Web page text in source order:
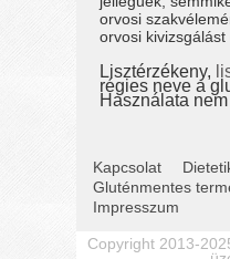
orvosi
orvosi
Lisztérzékeny,
régies neve a
Használata
Kapcsolat
Gluténmentes
Impresszum
Copyright 2013-